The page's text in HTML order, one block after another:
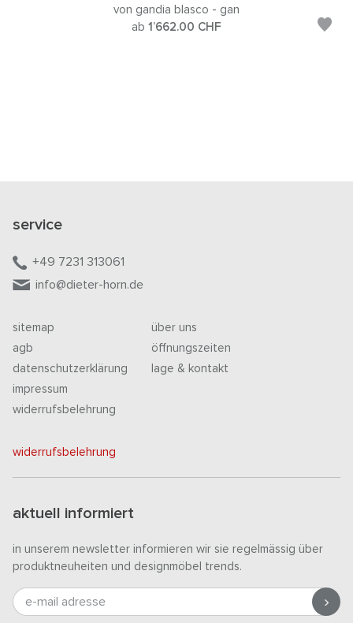
von gandia blasco - gan
ab 1’662.00 CHF
service
+49 7231 313061
info@dieter-horn.de
sitemap
agb
datenschutzerklärung
impressum
widerrufsbelehrung
über uns
öffnungszeiten
lage & kontakt
widerrufsbelehrung
aktuell informiert
in unserem newsletter informieren wir sie regelmässig über
produktneuheiten und designmöbel trends.
e-mail adresse